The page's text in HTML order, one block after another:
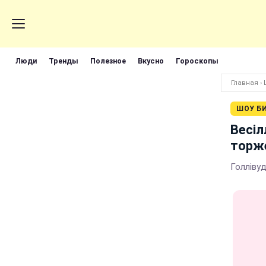
Люди Тренды Полезное Вкусно Гороскопы
Главная ›
ШОУ